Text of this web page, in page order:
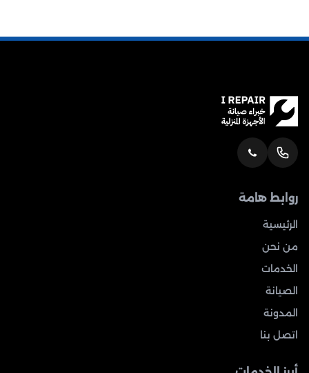
روابط هامة
الرئيسية
من نحن
الخدمات
الصيانة
المدونة
اتصل بنا